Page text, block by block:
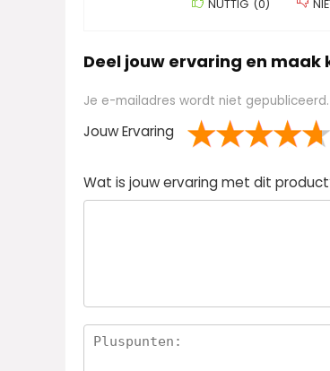
NUTTIG (0)
Deel jouw ervaring en maak
Je e-mailadres wordt niet gepubliceerd.
Jouw Ervaring
van
de 5
sterren
sterren
Wat is jouw ervaring met dit